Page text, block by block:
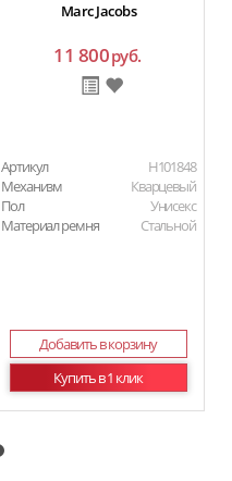
Marc Jacobs
11 800руб.
Артикул
H101848
Механизм
Кварцевый
Пол
Унисекс
Материал ремня
Стальной
Добавить в корзину
Купить в 1 клик